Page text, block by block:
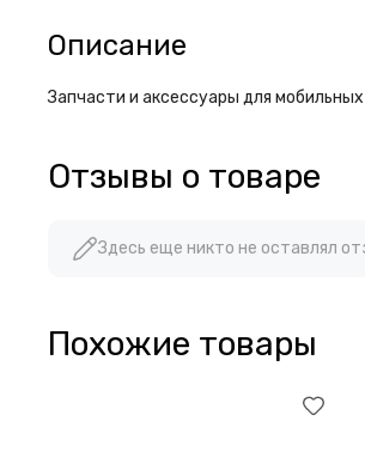
Описание
Запчасти и аксессуары для
Отзывы о товаре
Здесь еще никто не оставлял
Похожие товары